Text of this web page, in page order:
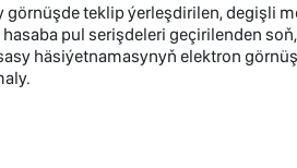
teklip ýerleşdirilen, degişli
pul serişdeleri geçirilenden
häsiýetnamasynyň elektron